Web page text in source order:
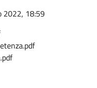
2022, 18:59